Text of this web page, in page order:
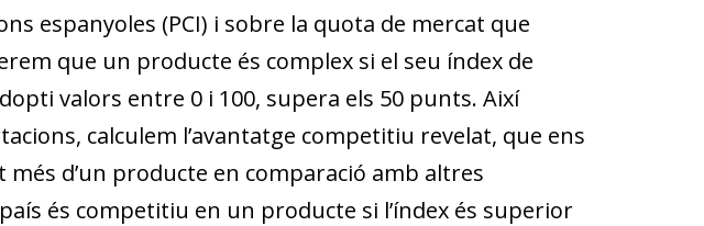
espanyoles (PCI) i sobre la quota de mercat que
que un producte és complex si el seu índex de
valors entre 0 i 100, supera els 50 punts. Així
calculem l’avantatge competitiu revelat, que ens
d’un producte en comparació amb altres
és competitiu en un producte si l’índex és superior